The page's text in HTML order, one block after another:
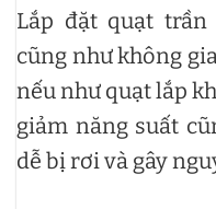
Lắp đặt quạt
cũng như không
nếu như quạt lắp
giảm năng suất
dễ bị rơi và gây